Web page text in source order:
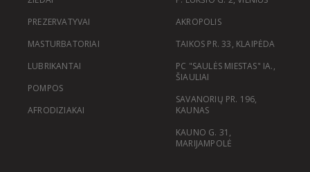
PREZERVATYVAI
MASTURBATORIAI
LUBRIKANTAI
POMPOS
AFRODIZIAKAI
AKROPOLIS
TAIKOS PR. 33, KLAIPĖDA
PC "SAULĖS MIESTAS" IA.,
ŠIAULIAI
SAVANORIŲ PR. 196,
KAUNAS
KAUNO G. 31,
MARIJAMPOLĖ